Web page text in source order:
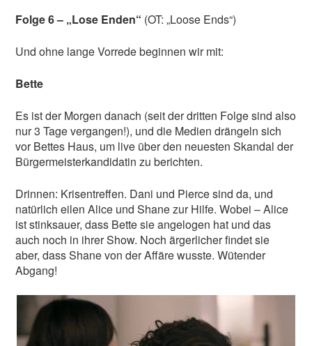
Folge 6 – „Lose Enden“ (OT: „Loose Ends“)
Und ohne lange Vorrede beginnen wir mit:
Bette
Es ist der Morgen danach (seit der dritten Folge sind also
nur 3 Tage vergangen!), und die Medien drängeln sich
vor Bettes Haus, um live über den neuesten Skandal der
Bürgermeisterkandidatin zu berichten.
Drinnen: Krisentreffen. Dani und Pierce sind da, und
natürlich eilen Alice und Shane zur Hilfe. Wobei – Alice
ist stinksauer, dass Bette sie angelogen hat und das
auch noch in ihrer Show. Noch ärgerlicher findet sie
aber, dass Shane von der Affäre wusste. Wütender
Abgang!